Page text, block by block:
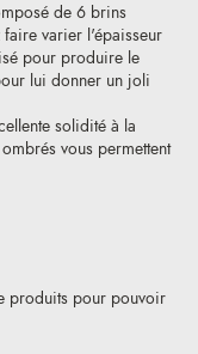
produits pour pouvoir
de 6 brins
varier l'épaisseur
pour produire le
lui donner un joli
solidité à la
vous permettent